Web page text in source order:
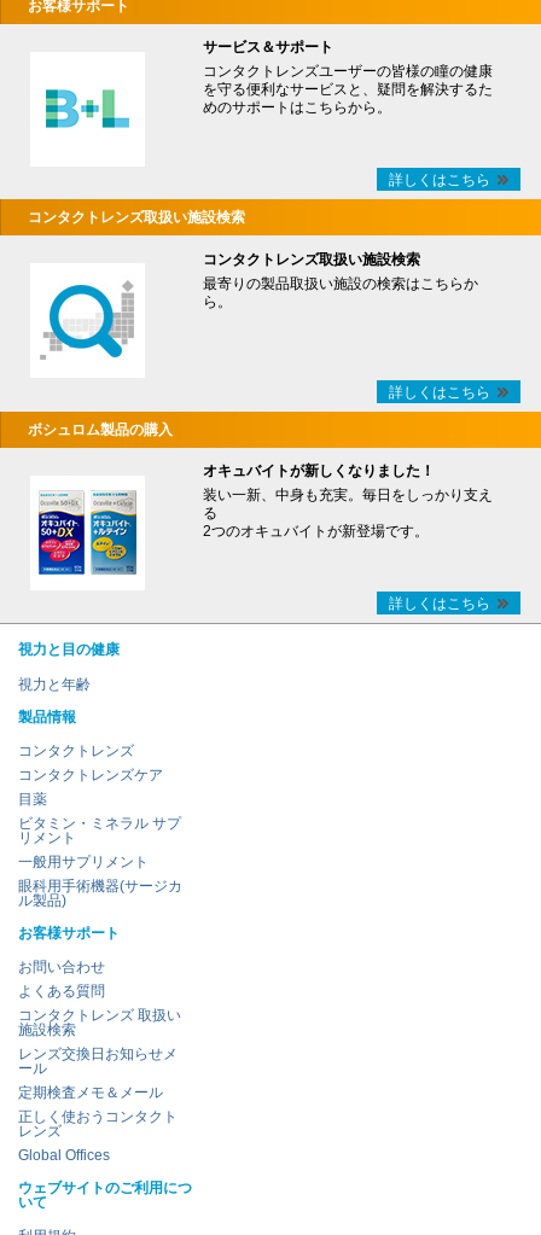
お客様サポート
サービス＆サポート
コンタクトレンズユーザーの皆様の瞳の健康
を守る便利なサービスと、疑問を解決するた
めのサポートはこちらから。
詳しくはこちら
コンタクトレンズ取扱い施設検索
コンタクトレンズ取扱い施設検索
最寄りの製品取扱い施設の検索はこちらか
ら。
詳しくはこちら
ボシュロム製品の購入
オキュバイトが新しくなりました！
装い一新、中身も充実。毎日をしっかり支え
る
2つのオキュバイトが新登場です。
詳しくはこちら
視力と目の健康
視力と年齢
製品情報
コンタクトレンズ
コンタクトレンズケア
目薬
ビタミン・ミネラル サプ
リメント
一般用サプリメント
眼科用手術機器(サージカ
ル製品)
お客様サポート
お問い合わせ
よくある質問
コンタクトレンズ 取扱い
施設検索
レンズ交換日お知らせメ
ール
定期検査メモ＆メール
正しく使おうコンタクト
レンズ
Global Offices
ウェブサイトのご利用につ
いて